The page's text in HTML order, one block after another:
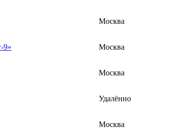
Москва
9» Москва
Москва
Удалённо
Москва